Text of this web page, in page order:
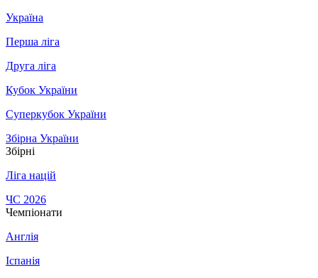
Україна
Перша ліга
Друга ліга
Кубок України
Суперкубок України
Збірна України
Збірні
Ліга націй
ЧС 2026
Чемпіонати
Англія
Іспанія